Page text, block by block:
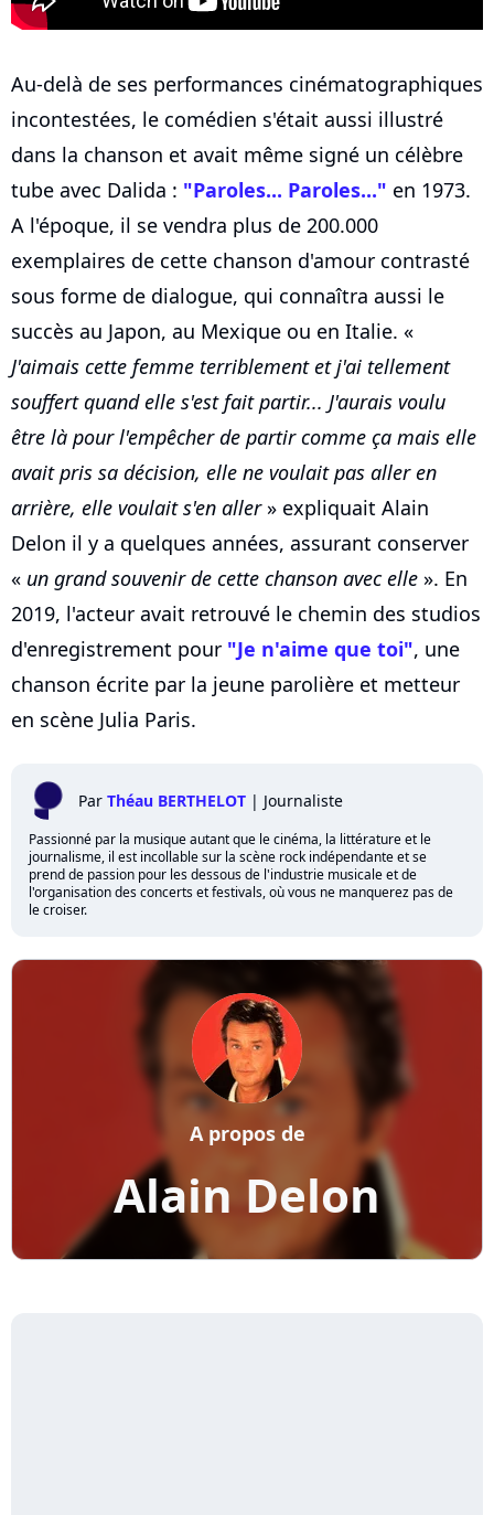
Au-delà de ses performances cinématographiques
incontestées, le comédien s'était aussi illustré
dans la chanson et avait même signé un célèbre
tube avec Dalida : "Paroles... Paroles..." en 1973.
A l'époque, il se vendra plus de 200.000
exemplaires de cette chanson d'amour contrasté
sous forme de dialogue, qui connaîtra aussi le
succès au Japon, au Mexique ou en Italie. «
J'aimais cette femme terriblement et j'ai tellement
souffert quand elle s'est fait partir... J'aurais voulu
être là pour l'empêcher de partir comme ça mais elle
avait pris sa décision, elle ne voulait pas aller en
arrière, elle voulait s'en aller» expliquait Alain
Delon il y a quelques années, assurant conserver
« un grand souvenir de cette chanson avec elle ». En
2019, l'acteur avait retrouvé le chemin des studios
d'enregistrement pour "Je n'aime que toi", une
chanson écrite par la jeune parolière et metteur
en scène Julia Paris.
Par Théau BERTHELOT | Journaliste
Passionné par la musique autant que le cinéma, la littérature et le
journalisme, il est incollable sur la scène rock indépendante et se
prend de passion pour les dessous de l'industrie musicale et de
l'organisation des concerts et festivals, où vous ne manquerez pas de
le croiser.
Alain Delon
A propos de